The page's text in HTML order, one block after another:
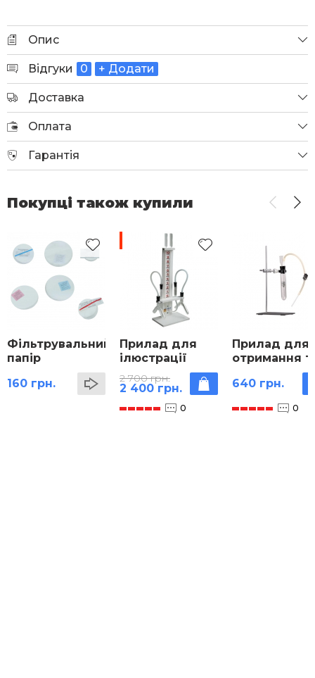
Опис
Відгуки 0 + Додати
Доставка
Оплата
Гарантія
Покупці також купили
Фільтрувальний
папір
160 грн.
Прилад для
ілюстрації
залежності
швидкості
хімічних
реакцій від
2 700 грн.
2 400 грн.
0
Прилад для
отримання
збору газів з
насадками
640 грн.
0